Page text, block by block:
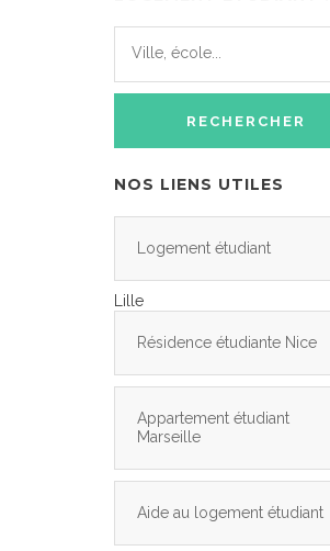
NOS LIENS UTILES
Logement étudiant
Lille
Résidence étudiante Nice
Appartement étudiant
Marseille
Aide au logement étudiant